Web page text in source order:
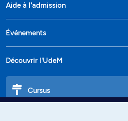
Aide à l'admission
Événements
Découvrir l'UdeM
Cursus